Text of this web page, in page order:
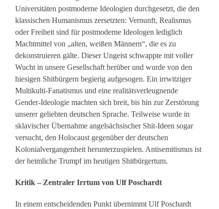
Universitäten postmoderne Ideologien durchgesetzt, die den
klassischen Humanismus zersetzten: Vernunft, Realismus
oder Freiheit sind für postmoderne Ideologen lediglich
Machtmittel von „alten, weißen Männern“, die es zu
dekonstruieren gälte. Dieser Ungeist schwappte mit voller
Wucht in unsere Gesellschaft herüber und wurde von den
hiesigen Shitbürgern begierig aufgesogen. Ein irrwitziger
Multikulti-Fanatismus und eine realitätsverleugnende
Gender-Ideologie machten sich breit, bis hin zur Zerstörung
unserer geliebten deutschen Sprache. Teilweise wurde in
sklavischer Übernahme angelsächsischer Shit-Ideen sogar
versucht, den Holocaust gegenüber der deutschen
Kolonialvergangenheit herunterzuspielen. Antisemitismus ist
der heimliche Trumpf im heutigen Shitbürgertum.
Kritik – Zentraler Irrtum von Ulf Poschardt
In einem entscheidenden Punkt übernimmt Ulf Poschardt